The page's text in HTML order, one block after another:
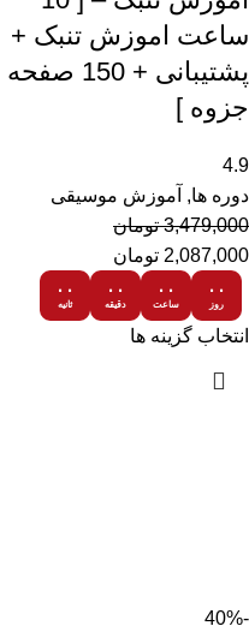
ساعت اموزش تنبک +
پشتیبانی + 150 صفحه
جزوه ]
4.9
دوره ها, آموزش موسیقی
3,479,000 تومان
2,087,000 تومان
۰۰
روز
۰۰
ساعت
۰۰
دقیقه
۰۰
ثانیه
انتخاب گزینه ها
-40%